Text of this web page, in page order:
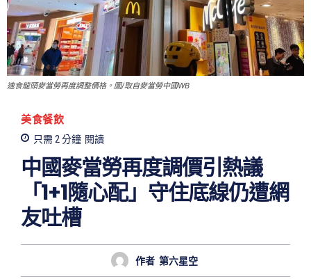
速食龍頭麥當勞再度調整價格。圖/取自麥當勞中國WB
美食餐飲
只需 2分鐘 閱讀
中國麥當勞再度調價引熱議
「1+1隨心配」守住底線仍遭網
友吐槽
作者 第六星空